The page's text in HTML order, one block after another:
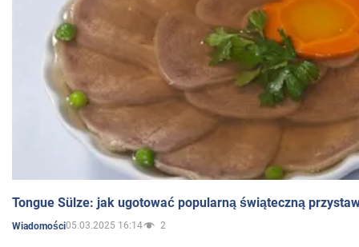
Tongue Sülze: jak ugotować popularną świąteczną
Wiadomości05.03.2025 16:14 2